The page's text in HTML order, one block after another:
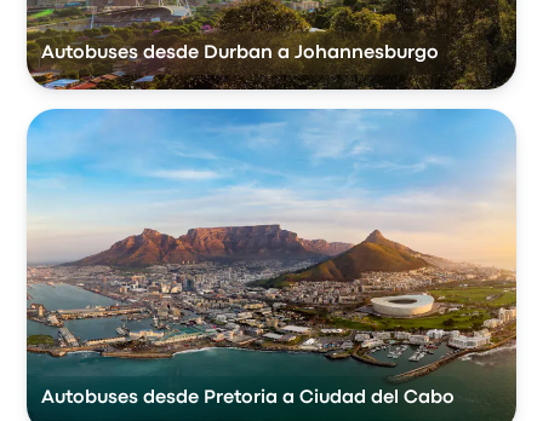
Autobuses desde Durban a Johannesburgo
Autobuses desde Pretoria a Ciudad del Cabo